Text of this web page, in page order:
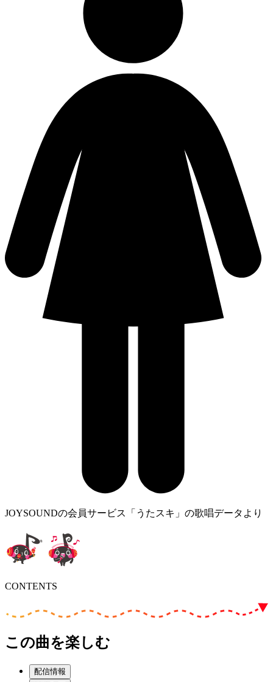
JOYSOUNDの会員サービス「うたスキ」の歌唱データより
CONTENTS
この曲を楽しむ
配信情報